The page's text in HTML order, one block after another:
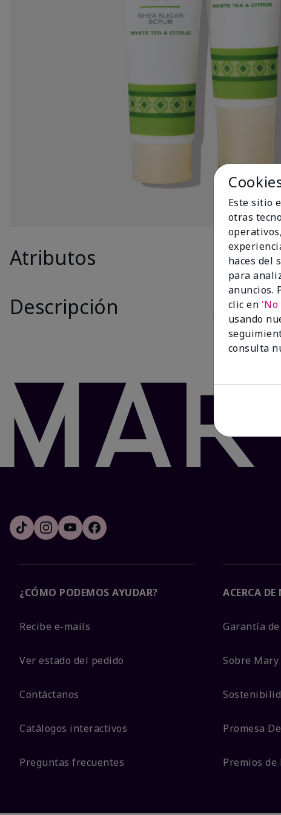
Atributos
Is New
Descripción El juego
cualquier
labios
¿CÓMO PODEMOS AYUDAR?
Recibe e-mails
Ver estado del pedido
Contáctanos
Catálogos interactivos
Preguntas frecuentes
ACERCA
Garantía
Sobre Mary
Promesa
Premios
Este sitio
otras
haces del
para
anuncios.
clic en
usando
consulta